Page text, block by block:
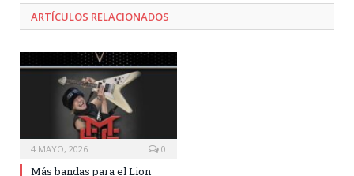
ARTÍCULOS RELACIONADOS
4 MAYO, 2026 0
Más bandas para el Lion